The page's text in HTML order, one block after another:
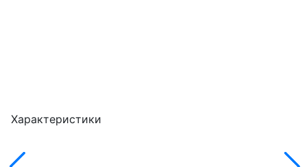
Характеристики